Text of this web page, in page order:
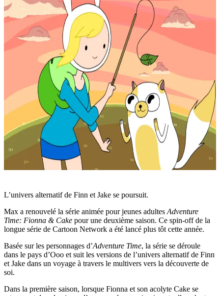
L’univers alternatif de Finn et Jake se poursuit.
Max a renouvelé la série animée pour jeunes adultes Adventure
Time: Fionna & Cake pour une deuxième saison. Ce spin-off de la
longue série de Cartoon Network a été lancé plus tôt cette année.
Basée sur les personnages d’Adventure Time, la série se déroule
dans le pays d’Ooo et suit les versions de l’univers alternatif de Finn
et Jake dans un voyage à travers le multivers vers la découverte de
soi.
Dans la première saison, lorsque Fionna et son acolyte Cake se